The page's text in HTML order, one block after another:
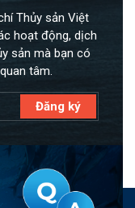
Thủy sản Việt
hoạt động, dịch
sản mà bạn có
tâm.